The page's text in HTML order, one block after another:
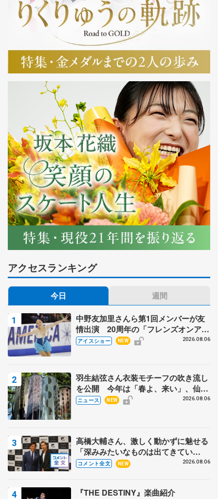
アクセスランキング
今日 週間
中野友加里さんら第1回メンバーが友
情出演 20周年の「フレンズオンアイ
ス」 宮本賢二さん、有川梨絵さん、
アイスショー NEW 2026.08.06
羽生結弦さん衣装モチーフの吹き流し
を公開 今年は「春よ、来い」、仙台
の瑞鳳殿
ニュース NEW 2026.08.06
高橋大輔さん、激しく動かずに魅せる
「深みみたいなものは出てきてい
る？」 〝兄さん〟と慕うレジェンド
コメント全文 NEW 2026.08.06
『THE DESTINY』楽曲紹介